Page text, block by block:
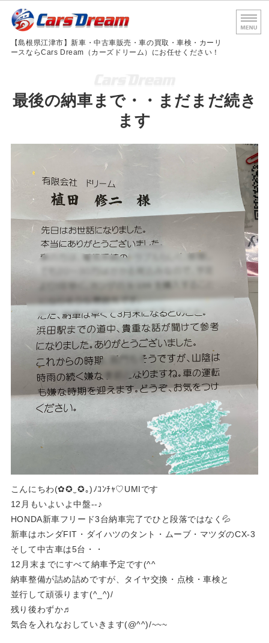
島根
【島根県江津市】新車・中古車販売・車の買取・車検・カーリ
ースならCars Dream（カーズドリーム）にお任せください！
サービス内容
お問い合わせ
最後の納車まで・・まだまだ続き
ます
こんにちわ(✿✪‿✪｡)ﾉｺﾝﾁｬ♡UMIです
12月もいよいよ中盤--♪
HONDA新車フリード3台納車完了でひと段落ではなく💦
新車はホンダFIT・ダイハツのタント・ムーブ・マツダのCX-3
そして中古車は5台・・
12月末までにすべて納車予定です(^^ゞ
納車整備が詰め詰めですが、タイヤ交換・点検・車検と
並行して頑張ります(^_^)/
残り後わずか♬
気合を入れなおしていきます(@^^)/~~~